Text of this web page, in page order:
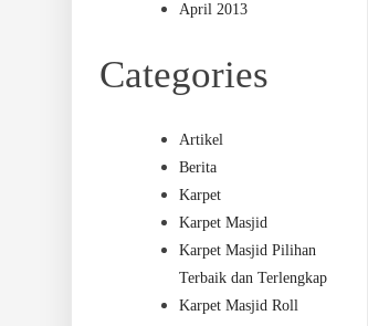
April 2013
Categories
Artikel
Berita
Karpet
Karpet Masjid
Karpet Masjid Pilihan
Terbaik dan Terlengkap
Karpet Masjid Roll